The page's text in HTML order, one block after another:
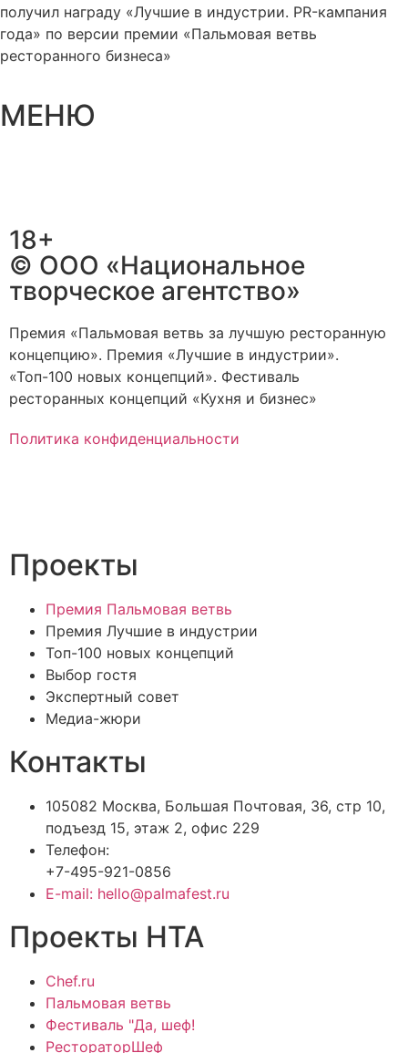
получил награду «Лучшие в индустрии. PR-кампания
года» по версии премии «Пальмовая ветвь
ресторанного бизнеса»
МЕНЮ
18+
© ООО «Национальное
творческое агентство»
Премия «Пальмовая ветвь за лучшую ресторанную
концепцию». Премия «Лучшие в индустрии».
«Топ-100 новых концепций». Фестиваль
ресторанных концепций «Кухня и бизнес»
Политика конфиденциальности
Проекты
Премия Пальмовая ветвь
Премия Лучшие в индустрии
Топ-100 новых концепций
Выбор гостя
Экспертный совет
Медиа-жюри
Контакты
105082 Москва, Большая Почтовая, 36, стр 10,
подъезд 15, этаж 2, офис 229
Телефон:
+7-495-921-0856
E-mail: hello@palmafest.ru
Проекты НТА
Chef.ru
Пальмовая ветвь
Фестиваль "Да, шеф!
РестораторШеф